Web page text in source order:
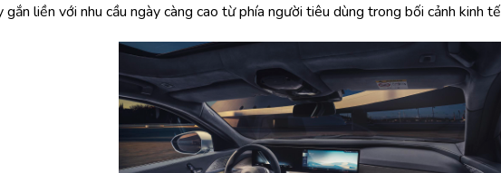
liền với nhu cầu ngày càng cao từ phía người tiêu dùng trong bối cảnh kinh